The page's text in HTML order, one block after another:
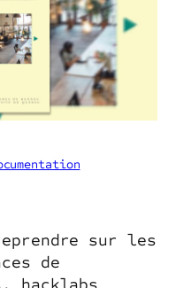
sur les
de
hacklabs…